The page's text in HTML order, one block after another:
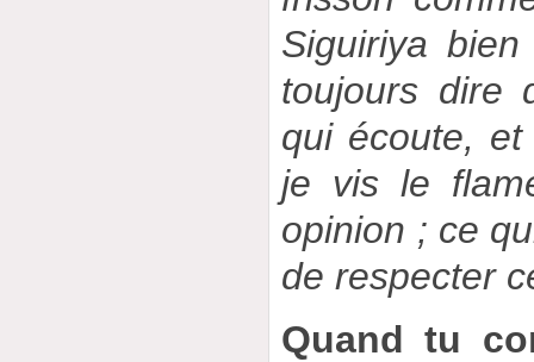
Siguiriya
toujours dire
qui écoute,
je vis le
opinion ; ce
de respecter
Quand tu